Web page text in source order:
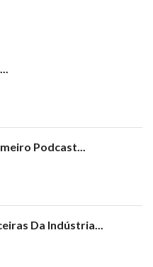
Podcast...
Da Indústria...